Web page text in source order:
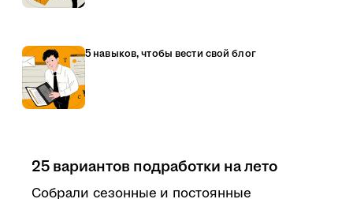
5 навыков, чтобы вести свой блог
25 вариантов подработки на лето
Собрали сезонные и постоянные